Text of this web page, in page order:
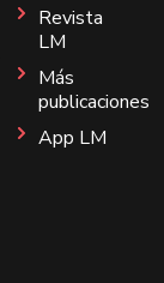
Revista
LM
Más
publicaciones
App LM